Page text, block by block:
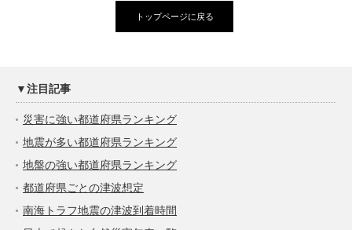
トップページに戻る
▼注目記事
災害に強い都道府県ランキング
地震が多い都道府県ランキング
地盤の強い都道府県ランキング
都道府県ごとの津波想定
南海トラフ地震の津波到着時間